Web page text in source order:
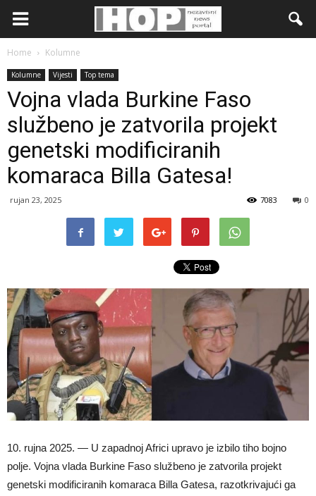
Home Kolumne
Kolumne Vijesti Top tema
Vojna vlada Burkine Faso
službeno je zatvorila projekt
genetski modificiranih
komaraca Billa Gatesa!
rujan 23, 2025 0
7083
10. rujna 2025. — U zapadnoj Africi upravo je izbilo tiho bojno
polje. Vojna vlada Burkine Faso službeno je zatvorila projekt
genetski modificiranih komaraca Billa Gatesa, razotkrivajući ga